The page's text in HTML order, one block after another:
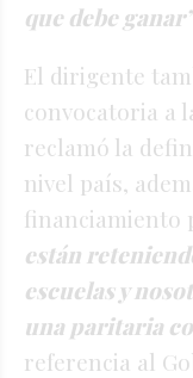
que debe
El dirigente
convocatoria a
reclamó la
nivel país,
financiamiento
están
escuelas y
una paritaria
referencia al